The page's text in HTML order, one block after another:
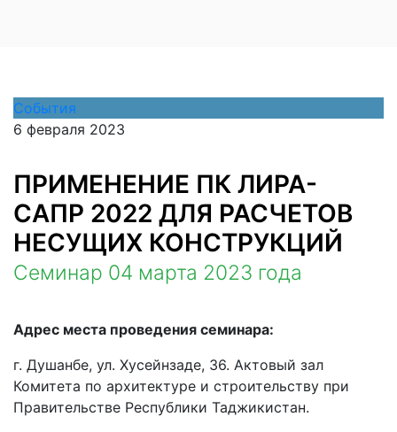
События
6 февраля 2023
ПРИМЕНЕНИЕ ПК ЛИРА-
САПР 2022 ДЛЯ РАСЧЕТОВ
НЕСУЩИХ КОНСТРУКЦИЙ
Семинар 04 марта 2023 года
Адрес места проведения семинара:
г. Душанбе, ул. Хусейнзаде, 36. Актовый зал
Комитета по архитектуре и строительству при
Правительстве Республики Таджикистан.